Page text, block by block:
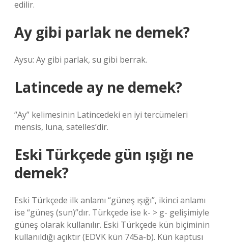
edilir.
Ay gibi parlak ne demek?
Aysu: Ay gibi parlak, su gibi berrak.
Latincede ay ne demek?
“Ay” kelimesinin Latincedeki en iyi tercümeleri
mensis, luna, satelles’dir.
Eski Türkçede gün ışığı ne
demek?
Eski Türkçede ilk anlamı “güneş ışığı”, ikinci anlamı
ise “güneş (sun)”dır. Türkçede ise k- > g- gelişimiyle
güneş olarak kullanılır. Eski Türkçede kün biçiminin
kullanıldığı açıktır (EDVK kün 745a-b). Kün kaptusı